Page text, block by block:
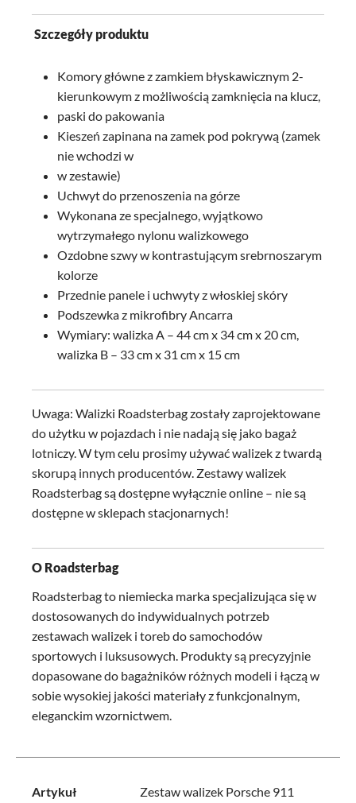
Szczegóły produktu
Komory główne z zamkiem błyskawicznym 2-
kierunkowym z możliwością zamknięcia na klucz,
paski do pakowania
Kieszeń zapinana na zamek pod pokrywą (zamek
nie wchodzi w
w zestawie)
Uchwyt do przenoszenia na górze
Wykonana ze specjalnego, wyjątkowo
wytrzymałego nylonu walizkowego
Ozdobne szwy w kontrastującym srebrnoszarym
kolorze
Przednie panele i uchwyty z włoskiej skóry
Podszewka z mikrofibry Ancarra
Wymiary: walizka A – 44 cm x 34 cm x 20 cm,
walizka B – 33 cm x 31 cm x 15 cm
Uwaga: Walizki Roadsterbag zostały zaprojektowane
do użytku w pojazdach i nie nadają się jako bagaż
lotniczy. W tym celu prosimy używać walizek z twardą
skorupą innych producentów. Zestawy walizek
Roadsterbag są dostępne wyłącznie online – nie są
dostępne w sklepach stacjonarnych!
O Roadsterbag
Roadsterbag to niemiecka marka specjalizująca się w
dostosowanych do indywidualnych potrzeb
zestawach walizek i toreb do samochodów
sportowych i luksusowych. Produkty są precyzyjnie
dopasowane do bagażników różnych modeli i łączą w
sobie wysokiej jakości materiały z funkcjonalnym,
eleganckim wzornictwem.
Artykuł
Zestaw walizek Porsche 911